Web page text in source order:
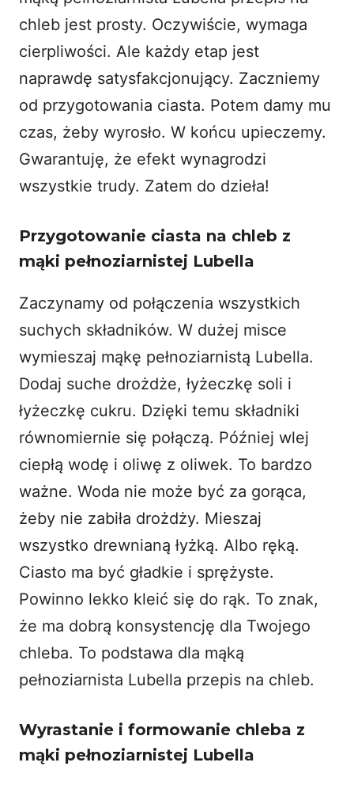
chleb jest prosty. Oczywiście, wymaga
cierpliwości. Ale każdy etap jest
naprawdę satysfakcjonujący. Zaczniemy
od przygotowania ciasta. Potem damy mu
czas, żeby wyrosło. W końcu upieczemy.
Gwarantuję, że efekt wynagrodzi
wszystkie trudy. Zatem do dzieła!
Przygotowanie ciasta na chleb z
mąki pełnoziarnistej Lubella
Zaczynamy od połączenia wszystkich
suchych składników. W dużej misce
wymieszaj mąkę pełnoziarnistą Lubella.
Dodaj suche drożdże, łyżeczkę soli i
łyżeczkę cukru. Dzięki temu składniki
równomiernie się połączą. Później wlej
ciepłą wodę i oliwę z oliwek. To bardzo
ważne. Woda nie może być za gorąca,
żeby nie zabiła drożdży. Mieszaj
wszystko drewnianą łyżką. Albo ręką.
Ciasto ma być gładkie i sprężyste.
Powinno lekko kleić się do rąk. To znak,
że ma dobrą konsystencję dla Twojego
chleba. To podstawa dla mąką
pełnoziarnista Lubella przepis na chleb.
Wyrastanie i formowanie chleba z
mąki pełnoziarnistej Lubella